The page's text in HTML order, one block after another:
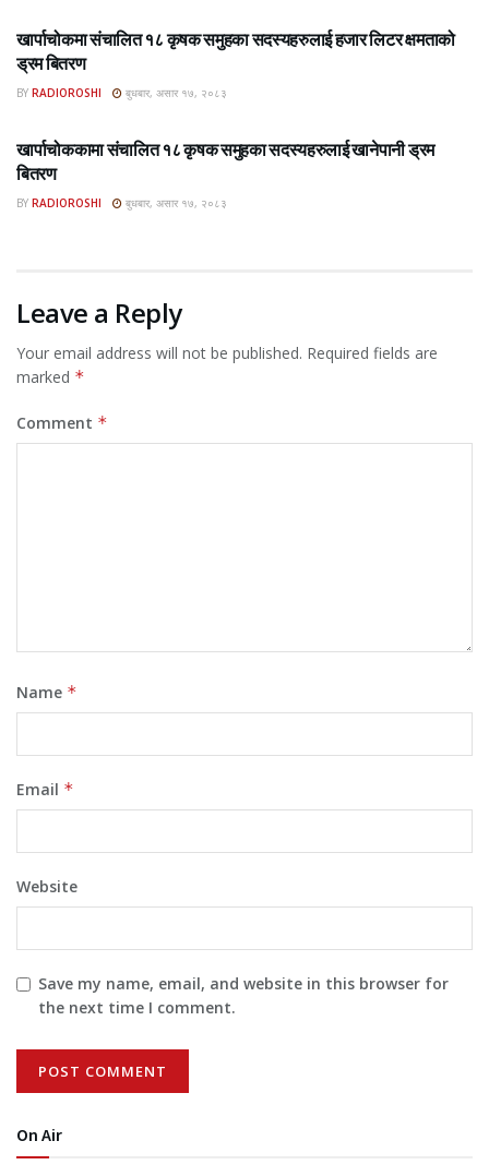
खार्पाचोकमा संचालित १८ कृषक समुहका सदस्यहरुलाई हजार लिटर क्षमताको
ड्रम बितरण
BY RADIOROSHI बुधबार, असार १७, २०८३
खार्पाचोककामा संचालित १८ कृषक समुहका सदस्यहरुलाई खानेपानी ड्रम
बितरण
BY RADIOROSHI बुधबार, असार १७, २०८३
Leave a Reply
Your email address will not be published. Required fields are
marked *
Comment *
Name *
Email *
Website
Save my name, email, and website in this browser for
the next time I comment.
On Air